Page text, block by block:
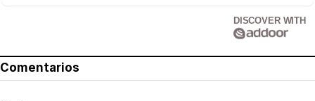
DISCOVER WITH
Comentarios